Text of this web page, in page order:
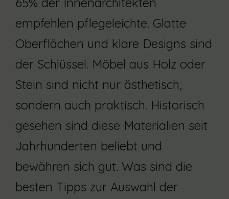
empfehlen pflegeleichte. Glatte
Oberflächen und klare Designs sind
der Schlüssel. Möbel aus Holz oder
Stein sind nicht nur ästhetisch,
sondern auch praktisch. Historisch
gesehen sind diese Materialien seit
Jahrhunderten beliebt und
bewähren sich gut. Was sind die
besten Tipps zur Auswahl der